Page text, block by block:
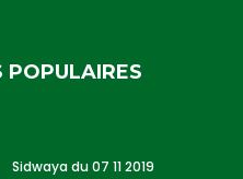
POPULAIRES
Sidwaya du 07 11 2019